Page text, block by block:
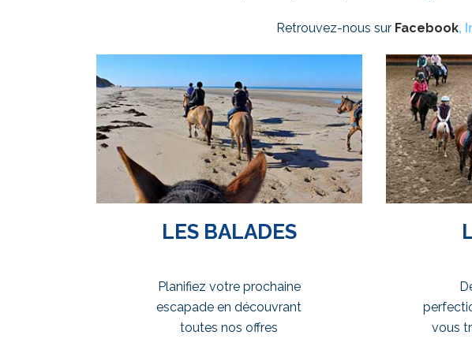
Retrouvez-nous sur Facebook,
LES BALADES
Planifiez votre prochaine
escapade en découvrant
toutes nos offres
vous